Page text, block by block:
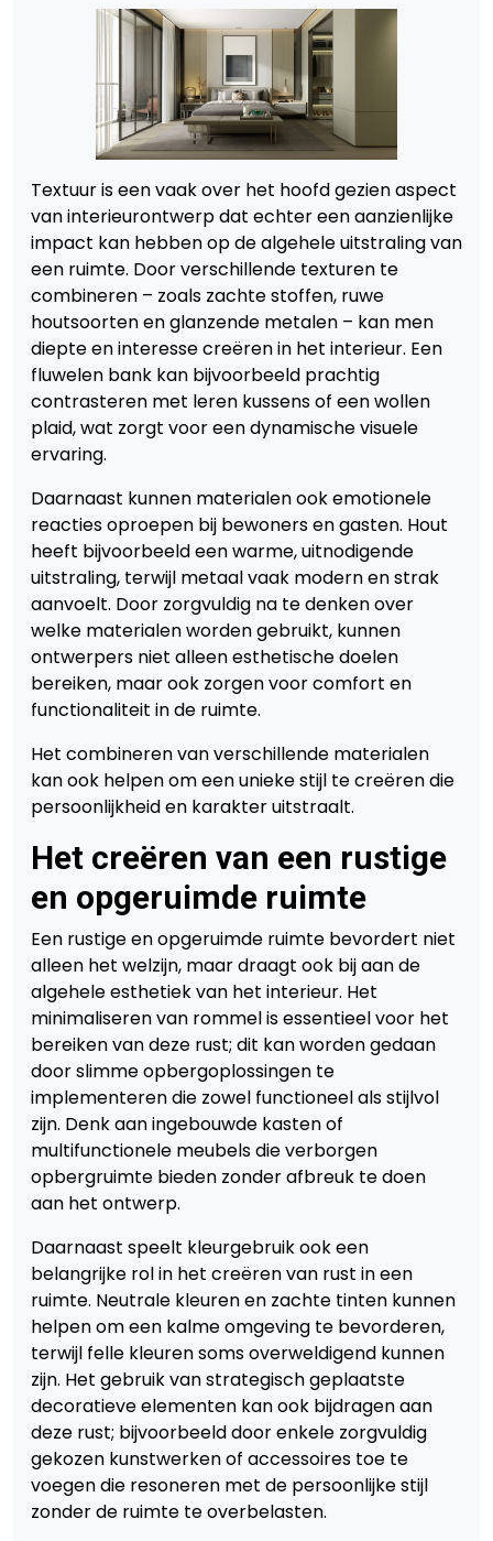
Textuur is een vaak over het hoofd gezien aspect
van interieurontwerp dat echter een aanzienlijke
impact kan hebben op de algehele uitstraling van
een ruimte. Door verschillende texturen te
combineren – zoals zachte stoffen, ruwe
houtsoorten en glanzende metalen – kan men
diepte en interesse creëren in het interieur. Een
fluwelen bank kan bijvoorbeeld prachtig
contrasteren met leren kussens of een wollen
plaid, wat zorgt voor een dynamische visuele
ervaring.
Daarnaast kunnen materialen ook emotionele
reacties oproepen bij bewoners en gasten. Hout
heeft bijvoorbeeld een warme, uitnodigende
uitstraling, terwijl metaal vaak modern en strak
aanvoelt. Door zorgvuldig na te denken over
welke materialen worden gebruikt, kunnen
ontwerpers niet alleen esthetische doelen
bereiken, maar ook zorgen voor comfort en
functionaliteit in de ruimte.
Het combineren van verschillende materialen
kan ook helpen om een unieke stijl te creëren die
persoonlijkheid en karakter uitstraalt.
Het creëren van een rustige
en opgeruimde ruimte
Een rustige en opgeruimde ruimte bevordert niet
alleen het welzijn, maar draagt ook bij aan de
algehele esthetiek van het interieur. Het
minimaliseren van rommel is essentieel voor het
bereiken van deze rust; dit kan worden gedaan
door slimme opbergoplossingen te
implementeren die zowel functioneel als stijlvol
zijn. Denk aan ingebouwde kasten of
multifunctionele meubels die verborgen
opbergruimte bieden zonder afbreuk te doen
aan het ontwerp.
Daarnaast speelt kleurgebruik ook een
belangrijke rol in het creëren van rust in een
ruimte. Neutrale kleuren en zachte tinten kunnen
helpen om een kalme omgeving te bevorderen,
terwijl felle kleuren soms overweldigend kunnen
zijn. Het gebruik van strategisch geplaatste
decoratieve elementen kan ook bijdragen aan
deze rust; bijvoorbeeld door enkele zorgvuldig
gekozen kunstwerken of accessoires toe te
voegen die resoneren met de persoonlijke stijl
zonder de ruimte te overbelasten.